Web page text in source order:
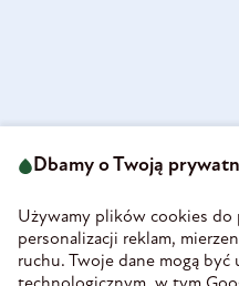
58-160 Świebodzice
REGON 890213034
INFORMACJE
Dbamy o Twoją
Używamy plików cookies do
personalizacji reklam,
ruchu. Twoje dane mogą